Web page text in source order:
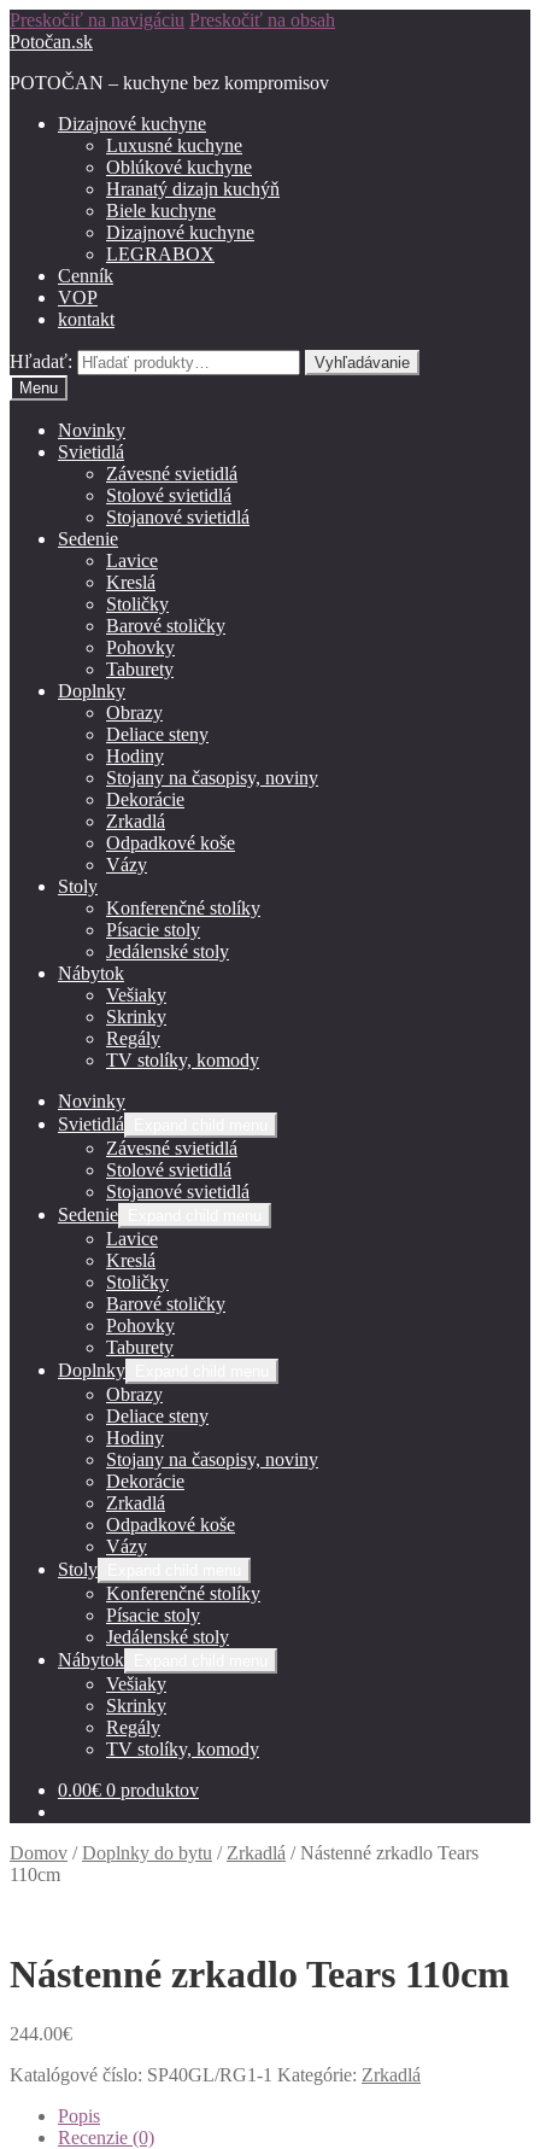
Preskočiť na navigáciu Preskočiť na obsah
Potočan.sk
POTOČAN – kuchyne bez kompromisov
Dizajnové kuchyne
Luxusné kuchyne
Oblúkové kuchyne
Hranatý dizajn kuchýň
Biele kuchyne
Dizajnové kuchyne
LEGRABOX
Cenník
VOP
kontakt
Hľadať:
Vyhľadávanie
Menu
Novinky
Svietidlá
Závesné svietidlá
Stolové svietidlá
Stojanové svietidlá
Sedenie
Lavice
Kreslá
Stoličky
Barové stoličky
Pohovky
Taburety
Doplnky
Obrazy
Deliace steny
Hodiny
Stojany na časopisy, noviny
Dekorácie
Zrkadlá
Odpadkové koše
Vázy
Stoly
Konferenčné stolíky
Písacie stoly
Jedálenské stoly
Nábytok
Vešiaky
Skrinky
Regály
TV stolíky, komody
Novinky
Svietidlá
Závesné svietidlá
Stolové svietidlá
Stojanové svietidlá
Sedenie
Lavice
Kreslá
Stoličky
Barové stoličky
Pohovky
Taburety
Doplnky
Obrazy
Deliace steny
Hodiny
Stojany na časopisy, noviny
Dekorácie
Zrkadlá
Odpadkové koše
Vázy
Stoly
Konferenčné stolíky
Písacie stoly
Jedálenské stoly
Nábytok
Vešiaky
Skrinky
Regály
TV stolíky, komody
0.00€ 0 produktov
Domov /Doplnky do bytu / Zrkadlá /Nástenné zrkadlo Tears
110cm
Nástenné zrkadlo Tears 110cm
244.00€
Katalógové číslo: SP40GL/RG1-1 Kategórie: Zrkadlá
Popis
Recenzie (0)